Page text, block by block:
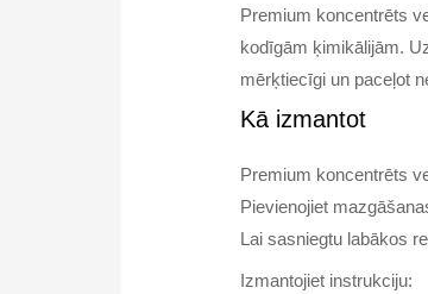
Premium koncentrēts
kodīgām ķimikālijām.
mērķtiecīgi un paceļot
Kā izmantot
Premium koncentrēts
Pievienojiet
Lai sasniegtu labākos
Izmantojiet instrukciju: